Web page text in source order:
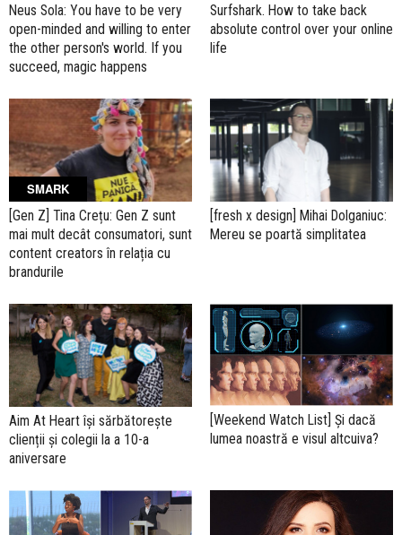
Neus Sola: You have to be very
open-minded and willing to enter
the other person's world. If you
succeed, magic happens
Surfshark. How to take back
absolute control over your online
life
SMARK
[Gen Z] Tina Crețu: Gen Z sunt
mai mult decât consumatori, sunt
content creators în relația cu
brandurile
[fresh x design] Mihai Dolganiuc:
Mereu se poartă simplitatea
Aim At Heart își sărbătorește
clienții și colegii la a 10-a
aniversare
[Weekend Watch List] Și dacă
lumea noastră e visul altcuiva?